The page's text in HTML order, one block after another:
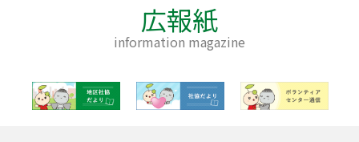
広報紙
information magazine